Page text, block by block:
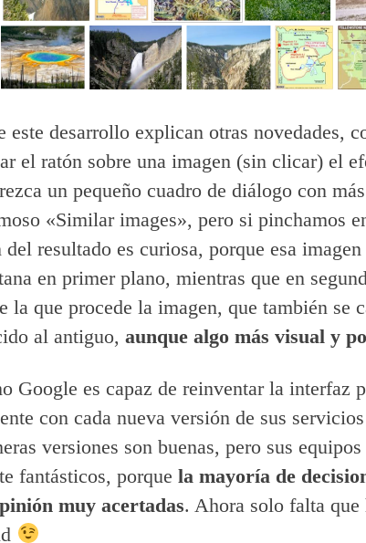
este desarrollo explican otras novedades,
el ratón sobre una imagen (sin clicar) el
un pequeño cuadro de diálogo con más
«Similar images», pero si pinchamos
resultado es curiosa, porque esa imagen
en primer plano, mientras que en
la que procede la imagen, que también se
al antiguo, aunque algo más visual y
Google es capaz de reinventar la interfaz
con cada nueva versión de sus
versiones son buenas, pero sus equipos
fantásticos, porque la mayoría de
muy acertadas. Ahora solo falta que